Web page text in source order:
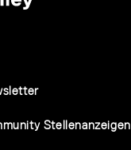
Stellenanzeigen